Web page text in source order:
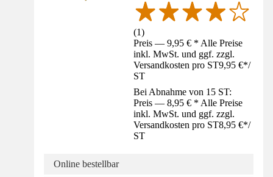
(1)
Preis — 9,95 € * Alle Preise
inkl. MwSt. und ggf. zzgl.
Versandkosten pro ST9,95 €*/
ST
Bei Abnahme von 15 ST:
Preis — 8,95 € * Alle Preise
inkl. MwSt. und ggf. zzgl.
Versandkosten pro ST8,95 €*/
ST
Online bestellbar